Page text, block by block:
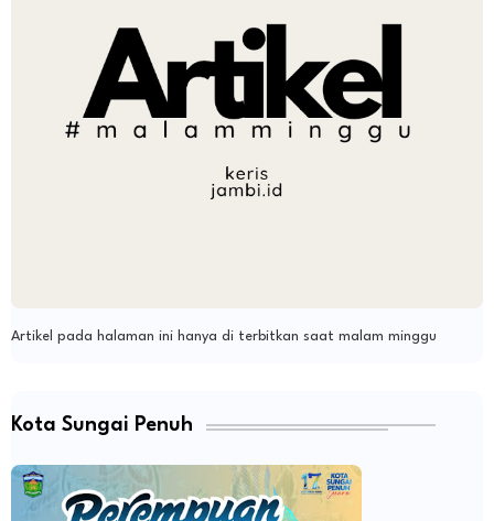
Artikel pada halaman ini hanya di terbitkan saat malam minggu
Kota Sungai Penuh